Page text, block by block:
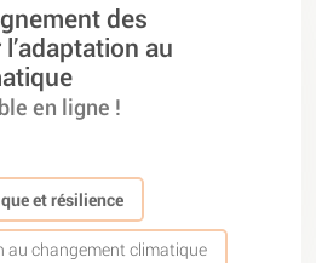
des
au
en ligne !
et résilience
au changement climatique